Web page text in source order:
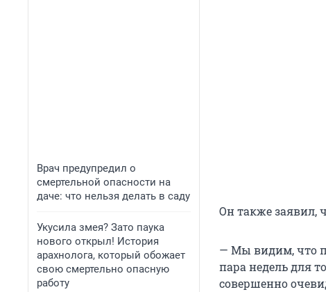
Врач предупредил о
смертельной опасности на
даче: что нельзя делать в саду
Укусила змея? Зато паука
нового открыл! История
арахнолога, который обожает
свою смертельно опасную
работу
Он также заявил,
— Мы видим, что
пара недель для
совершенно